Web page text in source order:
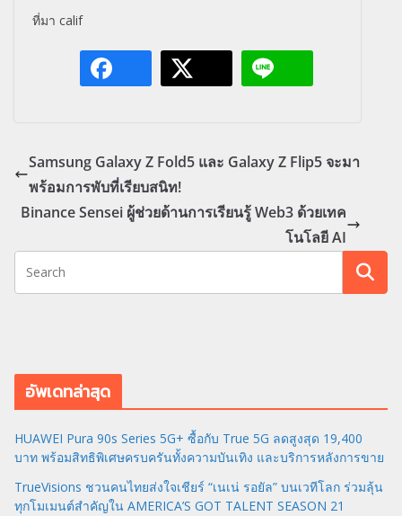
ที่มา calif
Samsung Galaxy Z Fold5 และ Galaxy Z Flip5 จะมา
พร้อมการพับที่เรียบสนิท!
Binance Sensei ผู้ช่วยด้านการเรียนรู้ Web3 ด้วยเทค
โนโลยี AI
อัพเดทล่าสุด
HUAWEI Pura 90s Series 5G+ ซื้อกับ True 5G ลดสูงสุด 19,400
บาท พร้อมสิทธิพิเศษครบครันทั้งความบันเทิง และบริการหลังการขาย
TrueVisions ชวนคนไทยส่งใจเชียร์ “เนเน่ รอยัล” บนเวทีโลก ร่วมลุ้น
ทุกโมเมนต์สำคัญใน AMERICA’S GOT TALENT SEASON 21